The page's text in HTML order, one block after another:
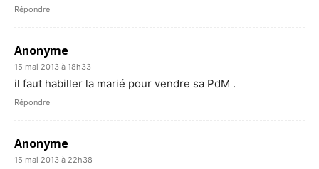
Répondre
Anonyme
15 mai 2013 à 18h33
il faut habiller la marié pour vendre sa PdM .
Répondre
Anonyme
15 mai 2013 à 22h38